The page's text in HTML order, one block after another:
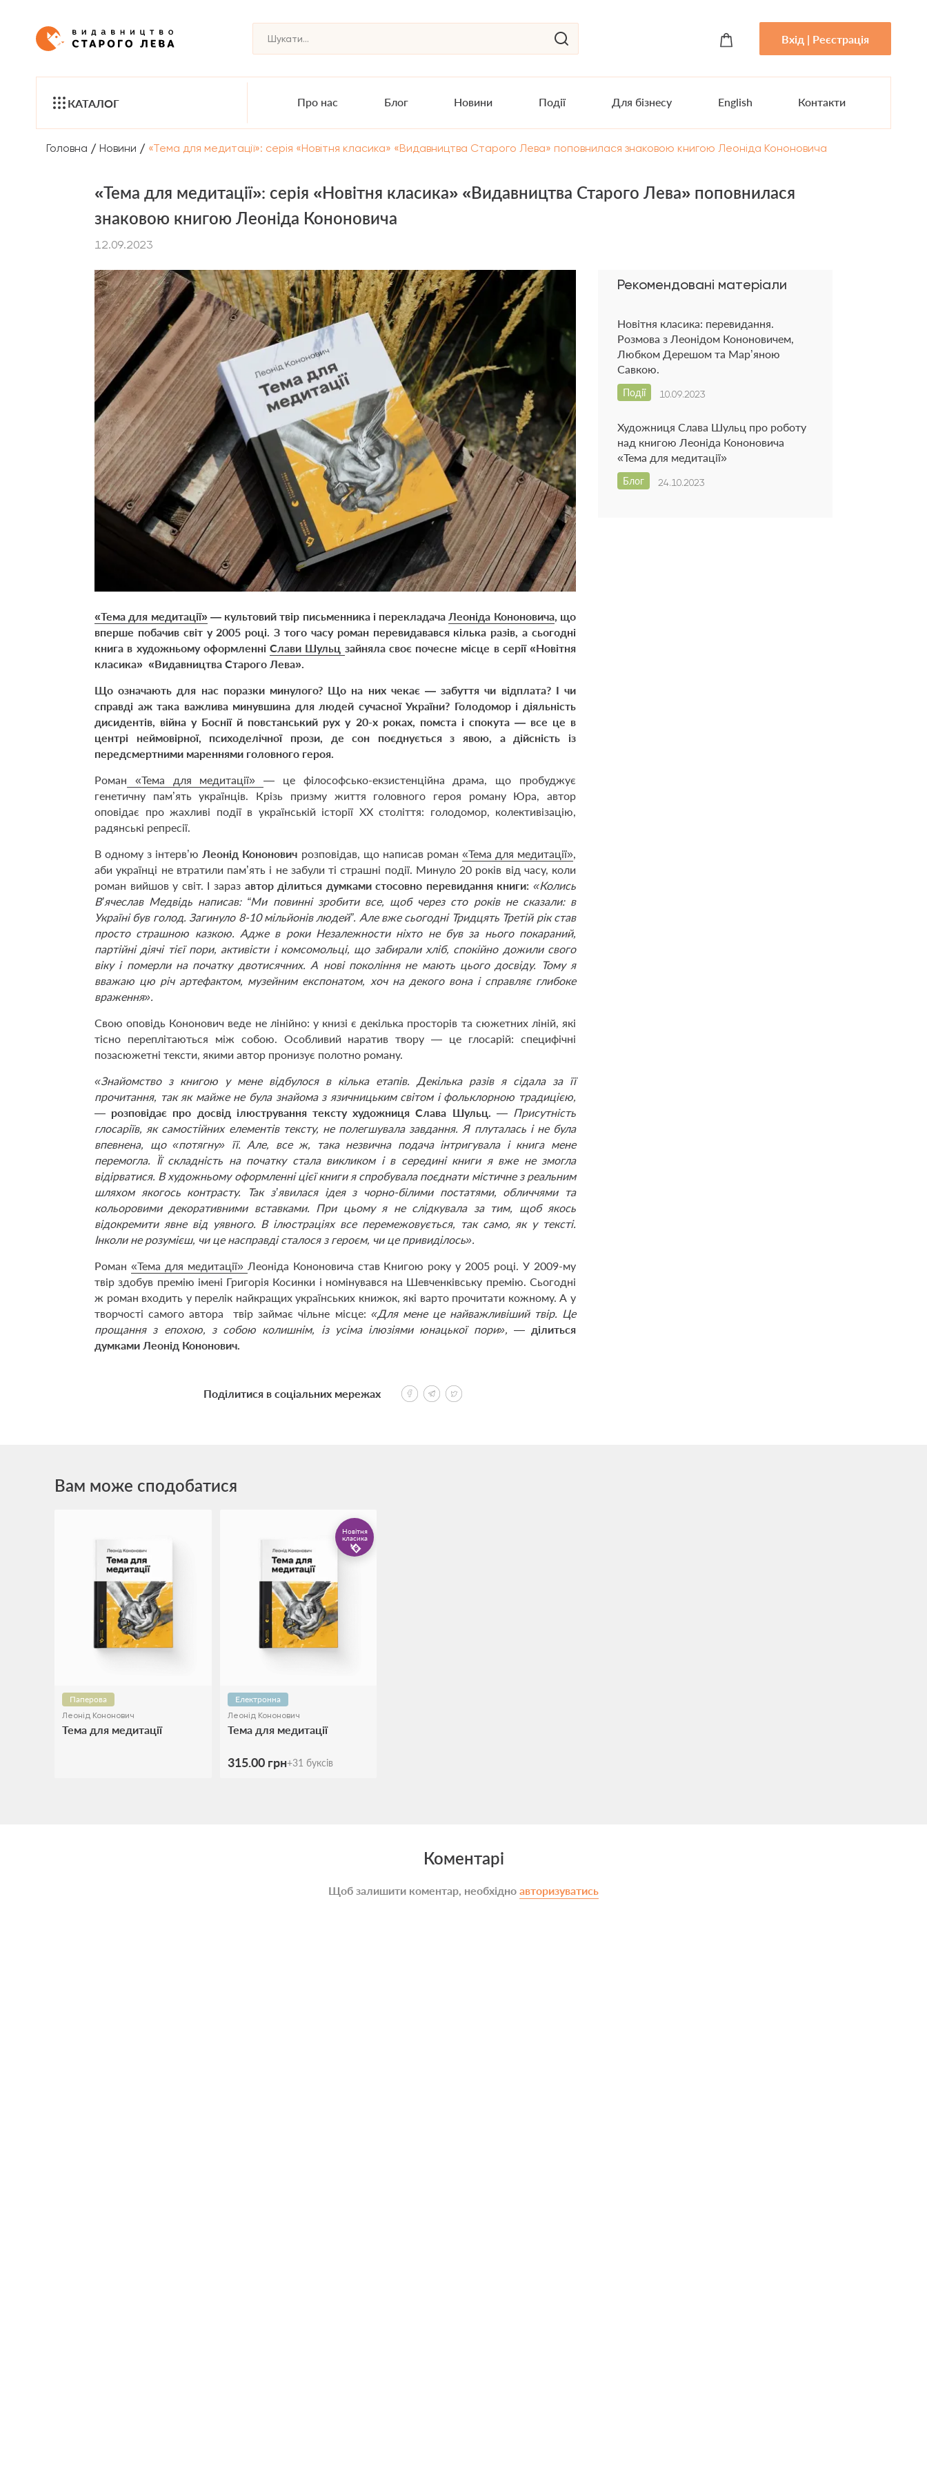
Вхід | Реєстрація
КАТАЛОГ Про нас Блог Новини Події Для бізнесу English Контакти
Головна / Новини / «Тема для медитації»: серія «Новітня класика» «Видавництва Старого Лева» поповнилася знаковою книгою Леоніда Кононовича
«Тема для медитації»: серія «Новітня класика» «Видавництва Старого Лева» поповнилася
знаковою книгою Леоніда Кононовича
12.09.2023
«Тема для медитації»— культовий твір письменника і перекладача Леоніда Кононовича, що
вперше побачив світ у 2005 році. З того часу роман перевидавався кілька разів, а сьогодні
книга в художньому оформленні Слави Шульц зайняла своє почесне місце в серії «Новітня
класика» «Видавництва Старого Лева».
Що означають для нас поразки минулого? Що на них чекає — забуття чи відплата? І чи
справді аж така важлива минувшина для людей сучасної України? Голодомор і діяльність
дисидентів, війна у Боснії й повстанський рух у 20-х роках, помста і спокута — все це в
центрі неймовірної, психоделічної прози, де сон поєднується з явою, а дійсність із
передсмертними мареннями головного героя.
Роман «Тема для медитації»— це філософсько-екзистенційна драма, що пробуджує
генетичну пам’ять українців. Крізь призму життя головного героя роману Юра, автор
оповідає про жахливі події в українській історії ХХ століття: голодомор, колективізацію,
радянські репресії.
В одному з інтерв’ю Леонід Кононович розповідав, що написав роман «Тема для медитації»
аби українці не втратили пам’ять і не забули ті страшні події. Минуло 20 років від часу, коли
роман вийшов у світ. І заразавтор ділиться думками стосовно перевидання книги: «Колись
В’ячеслав Медвідь написав: “Ми повинні зробити все, щоб через сто років не сказали: в
Україні був голод. Загинуло 8-10 мільйонів людей”. Але вже сьогодні Тридцять Третій рік став
просто страшною казкою. Адже в роки Незалежности ніхто не був за нього покараний,
партійні діячі тієї пори, активісти і комсомольці, що забирали хліб, спокійно дожили свого
віку і померли на початку двотисячних. А нові покоління не мають цього досвіду. Тому я
вважаю цю річ артефактом, музейним експонатом, хоч на декого вона і справляє глибоке
враження».
Свою оповідь Кононович веде не лінійно: у книзі є декілька просторів та сюжетних ліній, які
тісно переплітаються між собою. Особливий наратив твору — це глосарій: специфічні
позасюжетні тексти, якими автор пронизує полотно роману.
«Знайомство з книгою у мене відбулося в кілька етапів. Декілька разів я сідала за її
прочитання, так як майже не була знайома з язичницьким світом і фольклорною традицією,
— розповідає про досвід ілюстрування тексту художниця Слава Шульц. — Присутність
глосаріїв, як самостійних елементів тексту, не полегшувала завдання. Я плуталась і не була
впевнена, що «потягну» її. Але, все ж, така незвична подача інтригувала і книга мене
перемогла. Її складність на початку стала викликом і в середині книги я вже не змогла
відірватися. В художньому оформленні цієї книги я спробувала поєднати містичне з реальним
шляхом якогось контрасту. Так з’явилася ідея з чорно-білими постатями, обличчями та
кольоровими декоративними вставками. При цьому я не слідкувала за тим, щоб якось
відокремити явне від уявного. В ілюстраціях все перемежовується, так само, як у тексті.
Інколи не розумієш, чи це насправді сталося з героєм, чи це привиділось».
Роман «Тема для медитації» Леоніда Кононовича став Книгою року у 2005 році. У 2009-му
твір здобув премію імені Григорія Косинки і номінувався на Шевченківську премію. Сьогодні
ж роман входить у перелік найкращих українських книжок, які варто прочитати кожному. А у
творчості самого автора твір займає чільне місце: «Для мене це найважливіший твір. Це
прощання з епохою, з собою колишнім, із усіма ілюзіями юнацької пори», — ділиться
думками Леонід Кононович.
Рекомендовані матеріали
Новітня класика: перевидання.
Розмова з Леонідом Кононовичем,
Любком Дерешом та Мар’яною
Савкою.
10.09.2023
Події
Художниця Слава Шульц про роботу
над книгою Леоніда Кононовича
«Тема для медитації»
24.10.2023
Блог
Поділитися в соціальних мережах
Вам може сподобатися
Паперова
Леонід Кононович
Тема для медитації
Новітня
класика
Електронна
Леонід Кононович
Тема для медитації
315.00 грн+31 буксів
Коментарі
Щоб залишити коментар, необхідно авторизуватись